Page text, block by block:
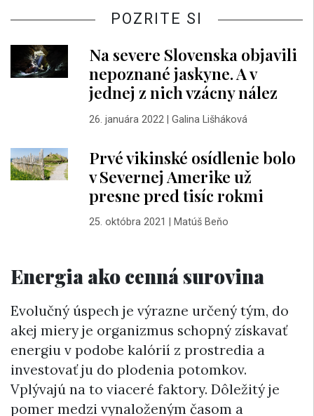
POZRITE SI
Na severe Slovenska objavili
nepoznané jaskyne. A v
jednej z nich vzácny nález
26. januára 2022| Galina Lišháková
Prvé vikinské osídlenie bolo
v Severnej Amerike už
presne pred tisíc rokmi
25. októbra 2021 Matúš Beňo
Energia ako cenná surovina
Evolučný úspech je výrazne určený tým, do
akej miery je organizmus schopný získavať
energiu v podobe kalórií z prostredia a
investovať ju do plodenia potomkov.
Vplývajú na to viaceré faktory. Dôležitý je
pomer medzi vynaloženým časom a